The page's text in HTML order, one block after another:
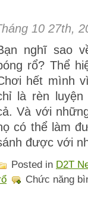
10 27th,
nghĩ sao
rổ? Thể
hết mình
là rèn
Và với
có thể làm
được với
Posted in D2T
Chức năng